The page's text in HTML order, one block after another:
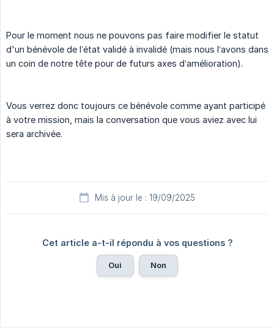
Pour le moment nous ne pouvons pas faire modifier le statut
d'un bénévole de l’état validé à invalidé (mais nous l’avons dans
un coin de notre tête pour de futurs axes d’amélioration).
Vous verrez donc toujours ce bénévole comme ayant participé
à votre mission, mais la conversation que vous aviez avec lui
sera archivée.
Mis à jour le : 19/09/2025
Cet article a-t-il répondu à vos questions ?
Oui Non